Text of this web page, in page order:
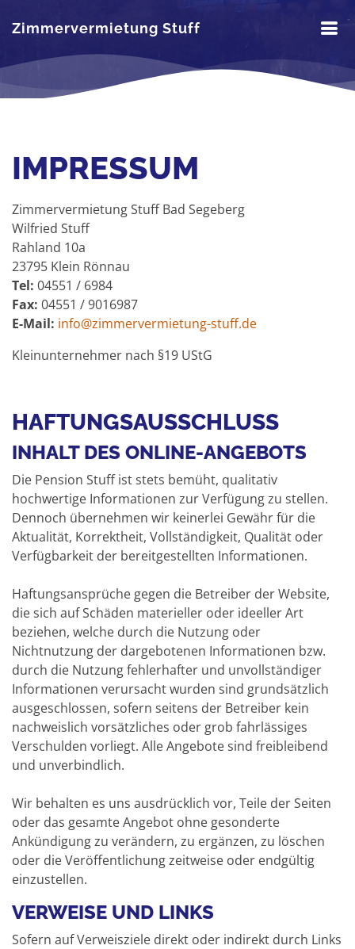
Zimmervermietung Stuff
IMPRESSUM
Zimmervermietung Stuff Bad Segeberg
Wilfried Stuff
Rahland 10a
23795 Klein Rönnau
Tel: 04551 / 6984
Fax: 04551 / 9016987
E-Mail: info@zimmervermietung-stuff.de
Kleinunternehmer nach §19 UStG
HAFTUNGSAUSSCHLUSS
INHALT DES ONLINE-ANGEBOTS
Die Pension Stuff ist stets bemüht, qualitativ
hochwertige Informationen zur Verfügung zu stellen.
Dennoch übernehmen wir keinerlei Gewähr für die
Aktualität, Korrektheit, Vollständigkeit, Qualität oder
Verfügbarkeit der bereitgestellten Informationen.
Haftungsansprüche gegen die Betreiber der Website,
die sich auf Schäden materieller oder ideeller Art
beziehen, welche durch die Nutzung oder
Nichtnutzung der dargebotenen Informationen bzw.
durch die Nutzung fehlerhafter und unvollständiger
Informationen verursacht wurden sind grundsätzlich
ausgeschlossen, sofern seitens der Betreiber kein
nachweislich vorsätzliches oder grob fahrlässiges
Verschulden vorliegt. Alle Angebote sind freibleibend
und unverbindlich.
Wir behalten es uns ausdrücklich vor, Teile der Seiten
oder das gesamte Angebot ohne gesonderte
Ankündigung zu verändern, zu ergänzen, zu löschen
oder die Veröffentlichung zeitweise oder endgültig
einzustellen.
VERWEISE UND LINKS
Sofern auf Verweisziele direkt oder indirekt durch Links